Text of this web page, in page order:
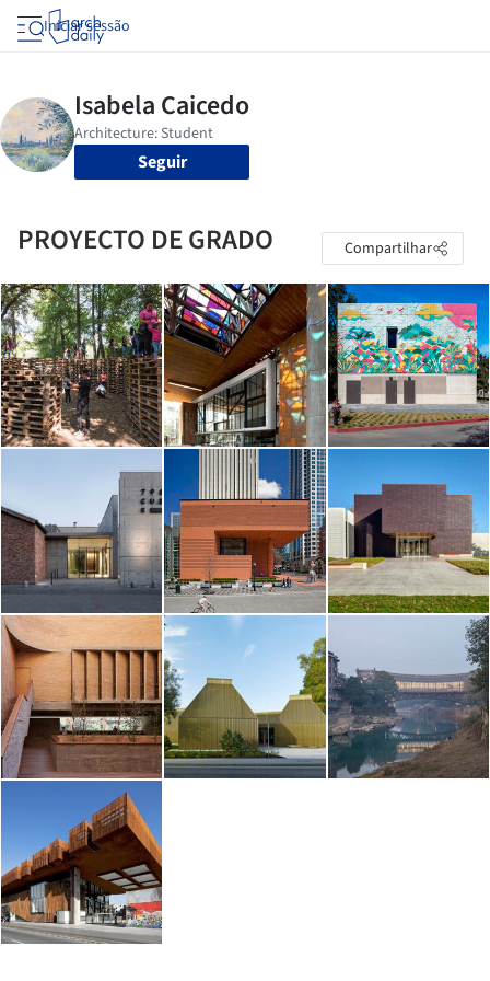
Iniciar sessão
Seguir
PROYECTO DE GRADO Compartilhar